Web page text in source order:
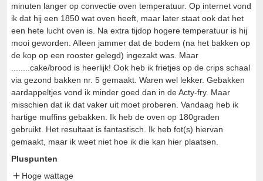
minuten langer op convectie oven temperatuur. Op internet vond
ik dat hij een 1850 wat oven heeft, maar later staat ook dat het
een hete lucht oven is. Na extra tijdop hogere temperatuur is hij
mooi geworden. Alleen jammer dat de bodem (na het bakken op
de kop op een rooster gelegd) ingezakt was. Maar
........cake/brood is heerlijk! Ook heb ik frietjes op de crips schaal
via gezond bakken nr. 5 gemaakt. Waren wel lekker. Gebakken
aardappeltjes vond ik minder goed dan in de Acty-fry. Maar
misschien dat ik dat vaker uit moet proberen. Vandaag heb ik
hartige muffins gebakken. Ik heb de oven op 180graden
gebruikt. Het resultaat is fantastisch. Ik heb fot(s) hiervan
gemaakt, maar ik weet niet hoe ik die kan hier plaatsen.
Pluspunten
Hoge wattage